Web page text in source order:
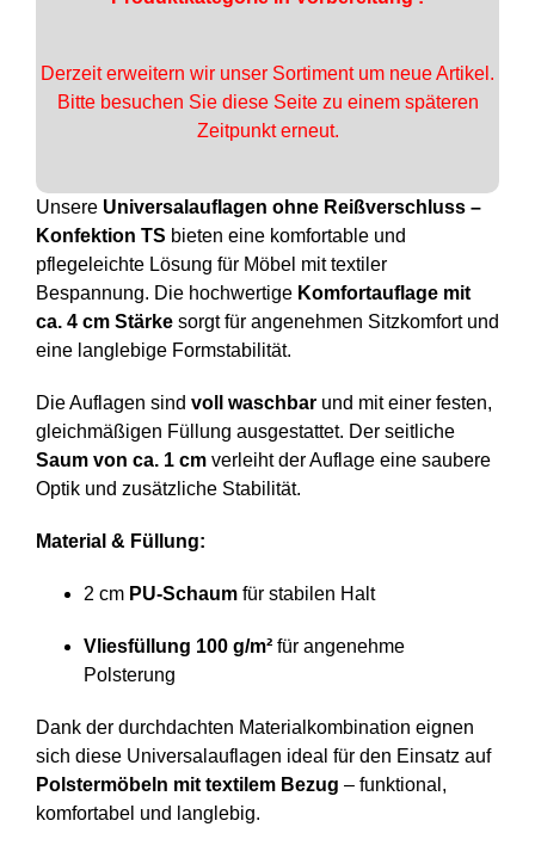
Derzeit erweitern wir unser Sortiment um neue Artikel.
Bitte besuchen Sie diese Seite zu einem späteren
Zeitpunkt erneut.
Unsere Universalauflagen ohne Reißverschluss –
Konfektion TS bieten eine komfortable und
pflegeleichte Lösung für Möbel mit textiler
Bespannung. Die hochwertige Komfortauflage mit
ca. 4 cm Stärkesorgt für angenehmen Sitzkomfort und
eine langlebige Formstabilität.
Die Auflagen sind voll waschbarund mit einer festen,
gleichmäßigen Füllung ausgestattet. Der seitliche
Saum von ca. 1 cmverleiht der Auflage eine saubere
Optik und zusätzliche Stabilität.
Material & Füllung:
2 cm PU-Schaumfür stabilen Halt
Vliesfüllung 100 g/m²für angenehme
Polsterung
Dank der durchdachten Materialkombination eignen
sich diese Universalauflagen ideal für den Einsatz auf
Polstermöbeln mit textilem Bezug – funktional,
komfortabel und langlebig.